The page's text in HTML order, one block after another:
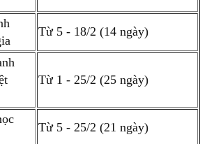
Từ 5 - 18/2 (14 ngày)
Từ 1 - 25/2 (25 ngày)
Từ 5 - 25/2 (21 ngày)